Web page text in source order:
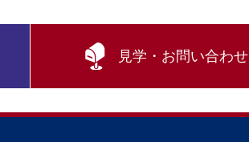
見学・お問い合わせ